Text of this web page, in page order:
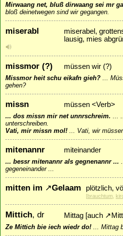
Mirwaang net, bluß dirwaang sei mr
bloß deinetwegen sind wir gegangen.
miserabl
miserabel,
lausig, mies
missmor (?) müssen wir (?)
Missmor heit schu eikafn gieh?
gehen?
missn müssen <Verb>
... dos missn mir net unnrschreim.
unterschreiben.
Vati, mir missn mol!
Vati, wir
mitenannr miteinander
... bessr mitenannr als gegnenannr ...
gegeneinander ...
mitten im ↗Gelaam plötzlich,
[brauchtum
Mittich, dr Mittag [auch ↗
Ze Mittich bie iech wiedr do! Mittag